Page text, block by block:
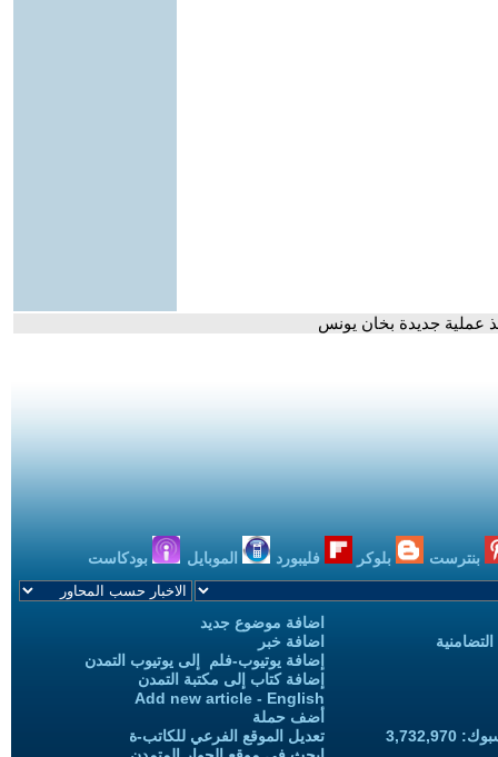
عملية جديدة بخان يونس
بنترست بلوكر فليبورد الموبايل بودكاست
اضافة موضوع جديد
اضافة خبر
إضافة يوتيوب-فلم إلى يوتيوب التمدن
إضافة كتاب إلى مكتبة التمدن
Add new article - English
أضف حملة
تعديل الموقع الفرعي للكاتب-ة